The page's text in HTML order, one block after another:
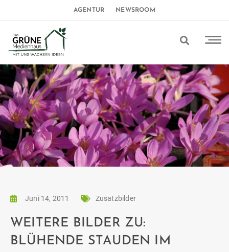
AGENTUR NEWSROOM
Juni 14, 2011 Zusatzbilder
WEITERE BILDER ZU:
BLÜHENDE STAUDEN IM